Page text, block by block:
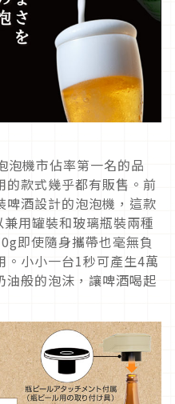
泡機市佔率第一名的品
的款式幾乎都有販售。前
啤酒設計的泡泡機，這款
用罐裝和玻璃瓶裝兩種
即使隨身攜帶也毫無負
。小小一台1秒可產生4萬
油般的泡沫，讓啤酒喝起